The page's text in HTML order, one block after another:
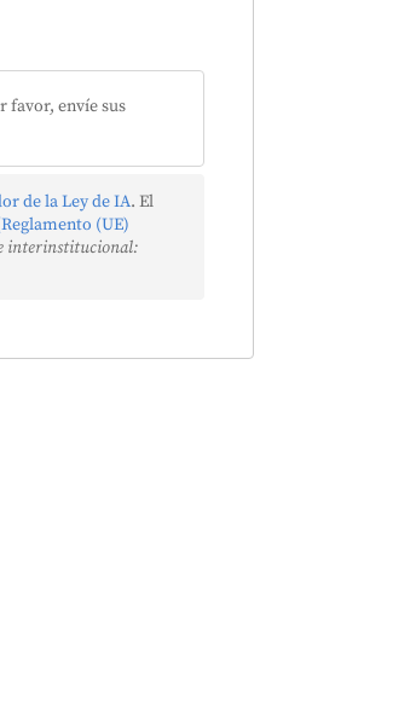
favor, envíe sus
de la Ley de IA. El
(UE)
interinstitucional: